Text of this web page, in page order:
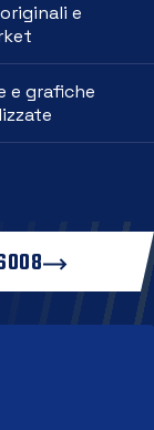
e
e grafiche